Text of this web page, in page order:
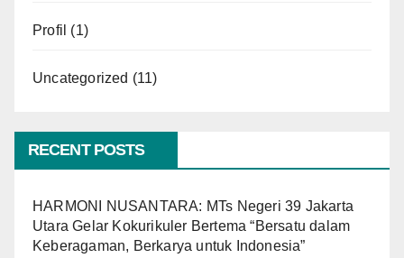
Profil (1)
Uncategorized (11)
RECENT POSTS
HARMONI NUSANTARA: MTs Negeri 39 Jakarta
Utara Gelar Kokurikuler Bertema “Bersatu dalam
Keberagaman, Berkarya untuk Indonesia”